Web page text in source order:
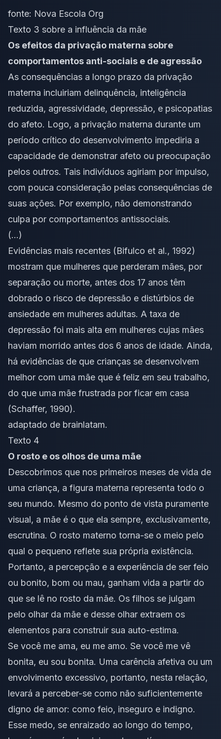
fonte: Nova Escola Org
Texto 3 sobre a influência da mãe
Os efeitos da privação materna sobre
comportamentos anti-sociais e de agressão
As consequências a longo prazo da privação
materna incluiriam delinquência, inteligência
reduzida, agressividade, depressão, e psicopatias
do afeto. Logo, a privação materna durante um
período crítico do desenvolvimento impediria a
capacidade de demonstrar afeto ou preocupação
pelos outros. Tais indivíduos agiriam por impulso,
com pouca consideração pelas consequências de
suas ações. Por exemplo, não demonstrando
culpa por comportamentos antissociais.
(…)
Evidências mais recentes (Bifulco et al., 1992)
mostram que mulheres que perderam mães, por
separação ou morte, antes dos 17 anos têm
dobrado o risco de depressão e distúrbios de
ansiedade em mulheres adultas. A taxa de
depressão foi mais alta em mulheres cujas mães
haviam morrido antes dos 6 anos de idade. Ainda,
há evidências de que crianças se desenvolvem
melhor com uma mãe que é feliz em seu trabalho,
do que uma mãe frustrada por ficar em casa
(Schaffer, 1990).
adaptado de brainlatam.
Texto 4
O rosto e os olhos de uma mãe
Descobrimos que nos primeiros meses de vida de
uma criança, a figura materna representa todo o
seu mundo. Mesmo do ponto de vista puramente
visual, a mãe é o que ela sempre, exclusivamente,
escrutina. O rosto materno torna-se o meio pelo
qual o pequeno reflete sua própria existência.
Portanto, a percepção e a experiência de ser feio
ou bonito, bom ou mau, ganham vida a partir do
que se lê no rosto da mãe. Os filhos se julgam
pelo olhar da mãe e desse olhar extraem os
elementos para construir sua auto-estima.
Se você me ama, eu me amo. Se você me vê
bonita, eu sou bonita. Uma carência afetiva ou um
envolvimento excessivo, portanto, nesta relação,
levará a perceber-se como não suficientemente
digno de amor: como feio, inseguro e indigno.
Esse medo, se enraizado ao longo do tempo,